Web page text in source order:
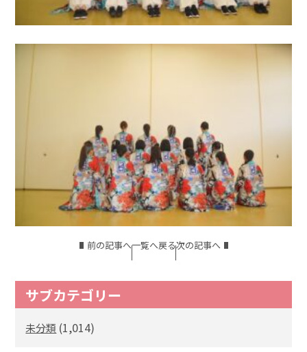
前の記事へ一覧へ戻る次の記事へ
サブカテゴリー
未分類 (1,014)